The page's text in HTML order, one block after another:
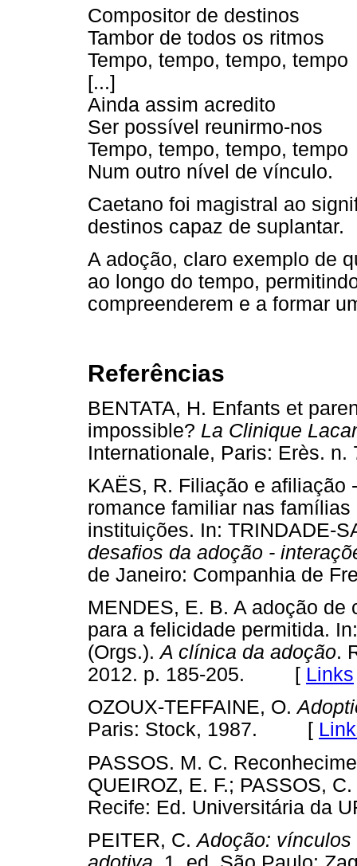
Compositor de destinos
Tambor de todos os ritmos
Tempo, tempo, tempo, tempo
[...]
Ainda assim acredito
Ser possível reunirmo-nos
Tempo, tempo, tempo, tempo
Num outro nível de vínculo.
Caetano foi magistral ao
destinos capaz de suplantar.
A adoção, claro exemplo de
ao longo do tempo,
compreenderem e a formar
Referências
BENTATA, H. Enfants et
impossible? La Clinique
Internationale, Paris:
KAËS, R. Filiação e afiliação
romance familiar nas
instituições. In: TRINDADE-
desafios da adoção -
de Janeiro: Companhia
MENDES, E. B. A adoção
para a felicidade permitida.
(Orgs.).A clínica da adoção.
2012. p. 185-205. [ Links
OZOUX-TEFFAINE, O.
Paris: Stock, 1987. [
PASSOS. M. C.
QUEIROZ, E. F.; PASSOS,
Recife: Ed. Universitária
PEITER, C.Adoção: